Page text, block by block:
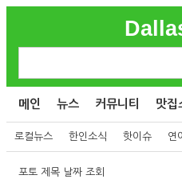
메인 뉴스 커뮤니티 맛집
로컬뉴스 한인소식 핫이슈 연
포토 제목 날짜 조회